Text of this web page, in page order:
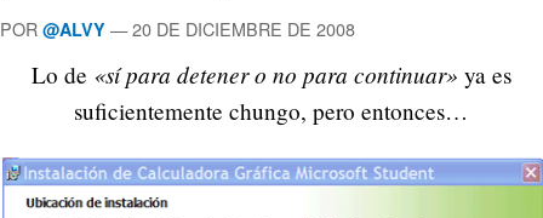
POR @ALVY —20 DE DICIEMBRE DE 2008
Lo de «sí para detener o no para continuar» ya es
suficientemente chungo, pero entonces…